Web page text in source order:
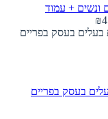
ונשים + עמוד
בעסק בפריים